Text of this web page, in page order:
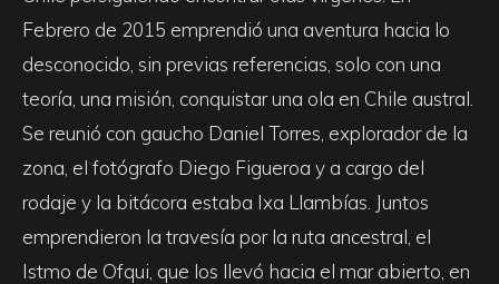
Febrero de 2015 emprendió una aventura hacia lo
desconocido, sin previas referencias, solo con una
teoría, una misión, conquistar una ola en Chile austral.
Se reunió con gaucho Daniel Torres, explorador de la
zona, el fotógrafo Diego Figueroa y a cargo del
rodaje y la bitácora estaba Ixa Llambías. Juntos
emprendieron la travesía por la ruta ancestral, el
Istmo de Ofqui, que los llevó hacia el mar abierto, en